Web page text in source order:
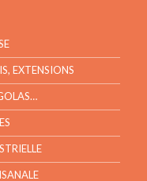
EXTENSIONS